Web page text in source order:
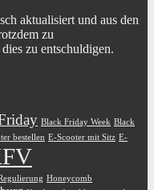
aktualisiert und aus den
zu
zu entschuldigen.
Black Friday Week Black
bestellen E-Scooter mit Sitz E-
Honeycomb